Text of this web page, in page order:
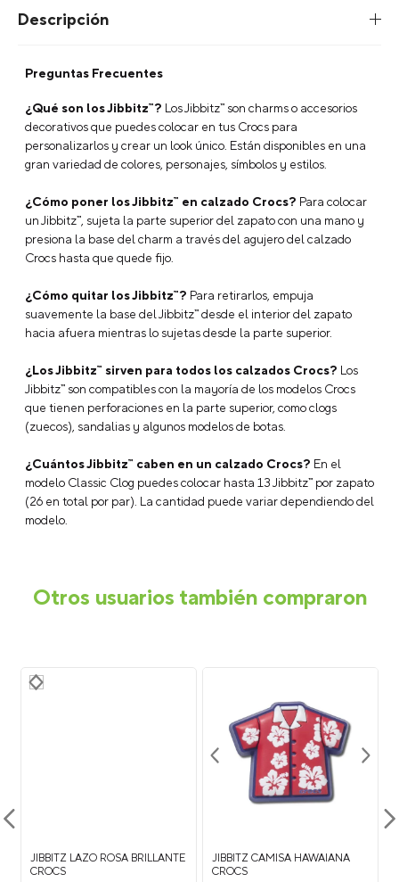
Descripción
Preguntas Frecuentes
¿Qué son los Jibbitz™? Los Jibbitz™ son charms o accesorios
decorativos que puedes colocar en tus Crocs para
personalizarlos y crear un look único. Están disponibles en una
gran variedad de colores, personajes, símbolos y estilos.
¿Cómo poner los Jibbitz™ en calzado Crocs? Para colocar
un Jibbitz™, sujeta la parte superior del zapato con una mano y
presiona la base del charm a través del agujero del calzado
Crocs hasta que quede fijo.
¿Cómo quitar los Jibbitz™? Para retirarlos, empuja
suavemente la base del Jibbitz™ desde el interior del zapato
hacia afuera mientras lo sujetas desde la parte superior.
¿Los Jibbitz™ sirven para todos los calzados Crocs? Los
Jibbitz™ son compatibles con la mayoría de los modelos Crocs
que tienen perforaciones en la parte superior, como clogs
(zuecos), sandalias y algunos modelos de botas.
¿Cuántos Jibbitz™ caben en un calzado Crocs? En el
modelo Classic Clog puedes colocar hasta 13 Jibbitz™ por zapato
(26 en total por par). La cantidad puede variar dependiendo del
modelo.
Otros usuarios también compraron
JIBBITZ LAZO ROSA BRILLANTE
CROCS
JIBBITZ CAMISA HAWAIANA
CROCS